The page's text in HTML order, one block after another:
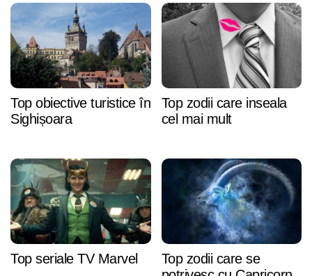
Top obiective turistice în
Sighișoara
Top zodii care inseala
cel mai mult
Top seriale TV Marvel
Top zodii care se